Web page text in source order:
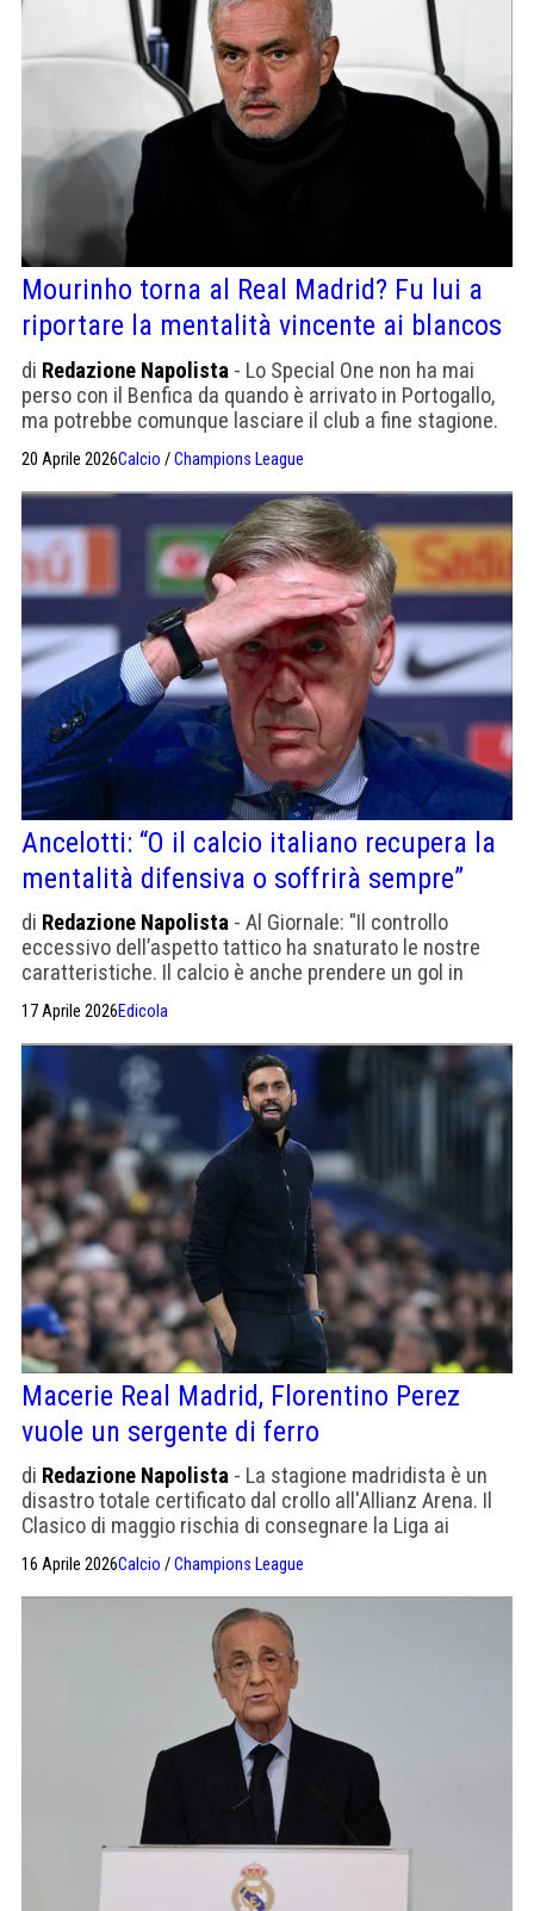
Mourinho torna al Real Madrid? Fu lui a
riportare la mentalità vincente ai blancos
di Redazione Napolista - Lo Special One non ha mai
perso con il Benfica da quando è arrivato in Portogallo,
ma potrebbe comunque lasciare il club a fine stagione.
20 Aprile 2026Calcio /Champions League
Ancelotti: “O il calcio italiano recupera la
mentalità difensiva o soffrirà sempre”
di Redazione Napolista - Al Giornale: "Il controllo
eccessivo dell’aspetto tattico ha snaturato le nostre
caratteristiche. Il calcio è anche prendere un gol in
pura per il pubblico, un po’ meno per gli allenatori
eliminati".
17 Aprile 2026Edicola
Macerie Real Madrid, Florentino Perez
vuole un sergente di ferro
di Redazione Napolista - La stagione madridista è un
disastro totale certificato dal crollo all'Allianz Arena. Il
Clasico di maggio rischia di consegnare la Liga ai
restauratore per gestire le intemperanze dello
spogliatoio.
16 Aprile 2026Calcio /Champions League